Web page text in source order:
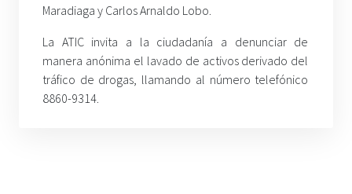
Maradiaga y Carlos Arnaldo Lobo.
La ATIC invita a la ciudadanía a denunciar de
manera anónima el lavado de activos derivado del
tráfico de drogas, llamando al número telefónico
8860-9314.